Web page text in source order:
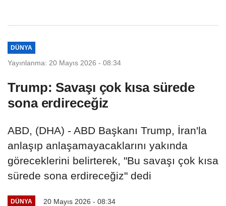
DÜNYA
Yayınlanma: 20 Mayıs 2026 - 08:34
Trump: Savaşı çok kısa sürede
sona erdireceğiz
ABD, (DHA) - ABD Başkanı Trump, İran'la
anlaşıp anlaşamayacaklarını yakında
göreceklerini belirterek, "Bu savaşı çok kısa
sürede sona erdireceğiz" dedi
DÜNYA 20 Mayıs 2026 - 08:34